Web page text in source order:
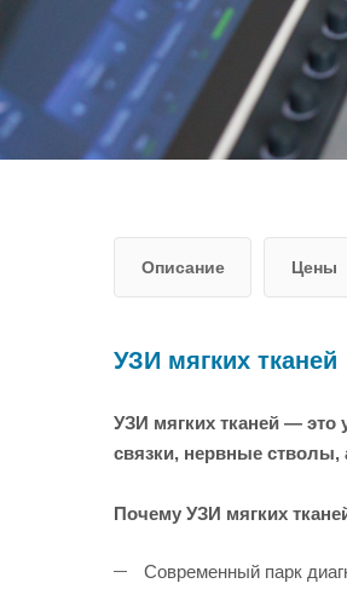
Описание Цены
УЗИ мягких тканей
УЗИ мягких тканей — это
связки, нервные
Почему УЗИ мягких
Современный парк